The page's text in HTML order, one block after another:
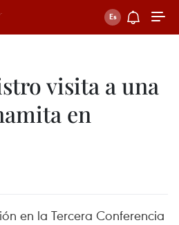
visita a una
en
en la Tercera Conferencia